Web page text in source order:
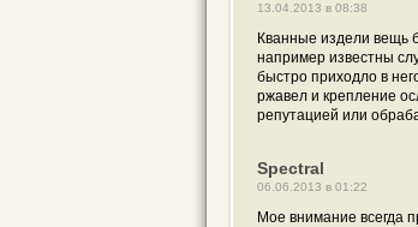
13.04.2013 в 08:38
Кванные издели вещь
например известны
быстро приходло в
ржавел и крепление
репутацией или
Spectral
06.06.2013 в 01:22
Мое внимание всегда